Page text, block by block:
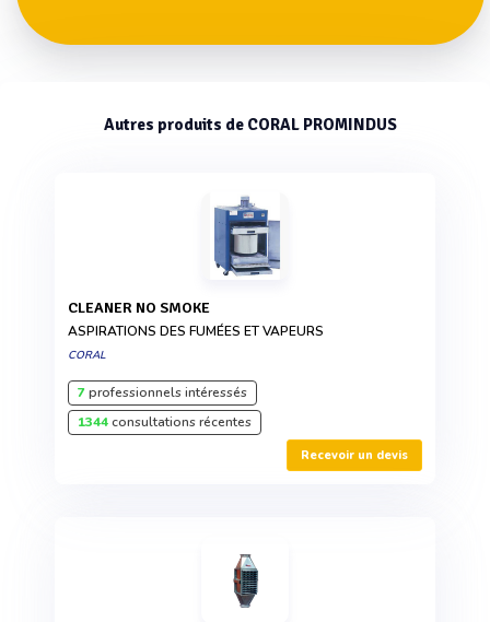
Autres produits de CORAL PROMINDUS
CLEANER NO SMOKE
ASPIRATIONS DES FUMÉES ET VAPEURS
CORAL
7professionnels intéressés
1344consultations récentes
Recevoir un devis